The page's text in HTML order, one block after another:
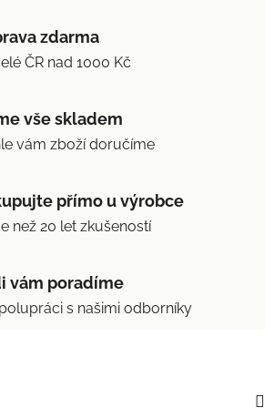
zdarma
ČR nad 1000 Kč
vše skladem
vám zboží doručíme
přímo u výrobce
než 20 let zkušeností
vám poradíme
s našimi odborníky